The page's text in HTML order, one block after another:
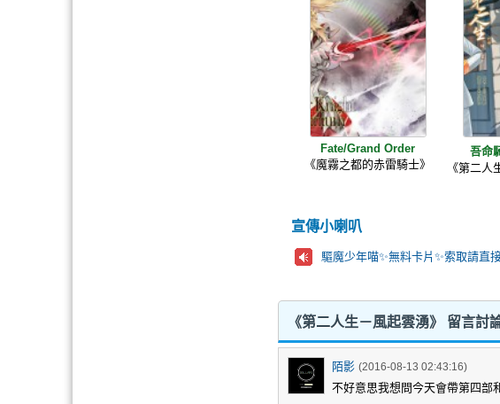
Fate/Grand Order
《魔霧之都的赤雷騎士》
吾命
《第二人
宣傳小喇叭
驅魔少年喵✨️無料卡片✨️索取請直
《第二人生－風起雲湧》 留言討
陌影 (2016-08-13 02:43:16)
不好意思我想問今天會帶第四部